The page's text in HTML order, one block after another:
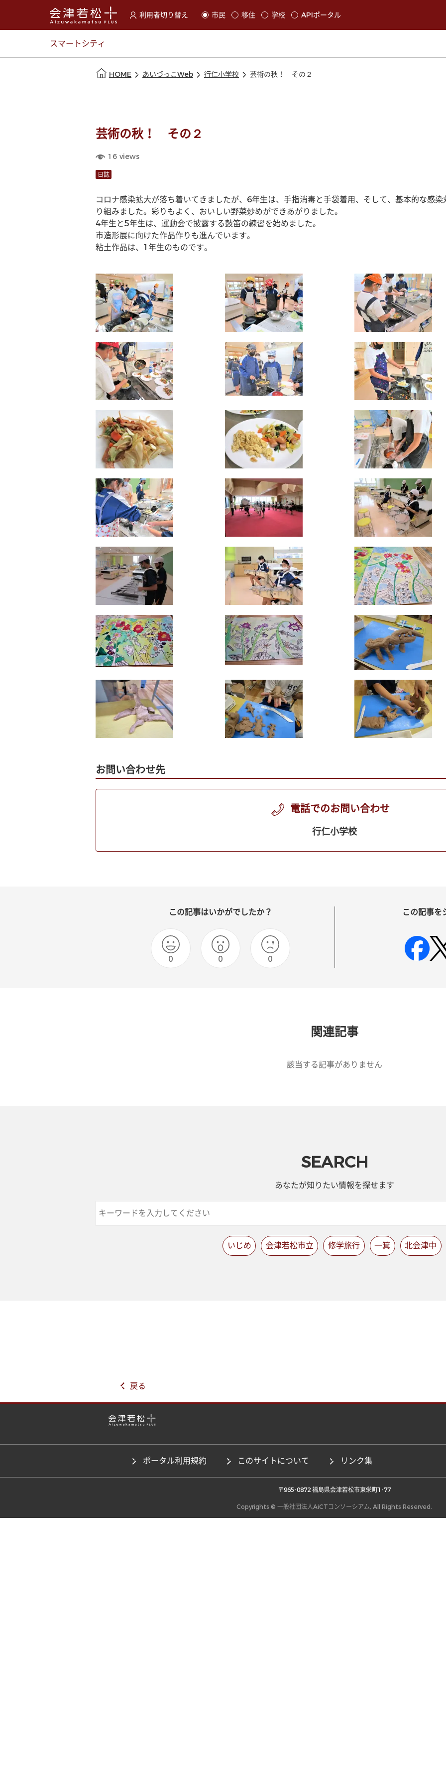
利用者切り替え
選択すると利用者の切替が発生します
市民 移住 学校 APIポータル
スマートシティ
HOME あいづっこWeb 行仁小学校 芸術の秋！ その２
芸術の秋！ その２
16 views
日誌
コロナ感染拡大が落ち着いてきましたが、6年生は、手指消毒と手袋着用、そして、基本的な感
り組みました。彩りもよく、おいしい野菜炒めができあがりました。
4年生と5年生は、運動会で披露する鼓笛の練習を始めました。
市造形展に向けた作品作りも進んでいます。
粘土作品は、1年生のものです。
お問い合わせ先
電話でのお問い合わせ
行仁小学校
この記事はいかがでしたか？
0 0 0
この記事を
関連記事
該当する記事がありません
SEARCH
あなたが知りたい情報を探せます
いじめ 会津若松市立 修学旅行 一箕 北会津中
戻る
ポータル利用規約 このサイトについて リンク集
〒965-0872 福島県会津若松市東栄町1-77
Copyrights © 一般社団法人AiCTコンソーシアム, All Rights Reserved.